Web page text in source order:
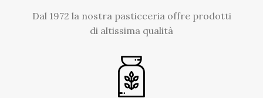
Dal 1972 la nostra pasticceria offre prodotti
di altissima qualità